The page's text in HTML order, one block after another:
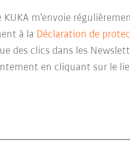
KUKA m’envoie
à la Déclaration de
des clics dans les
en cliquant sur le